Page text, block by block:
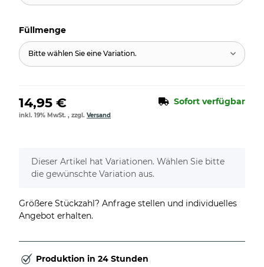
Füllmenge
Bitte wählen Sie eine Variation.
14,95 € Sofort verfügbar
inkl. 19% MwSt. , zzgl. Versand
x
Dieser Artikel hat Variationen. Wählen Sie bitte
die gewünschte Variation aus.
Größere Stückzahl? Anfrage stellen und individuelles
Angebot erhalten.
Produktion in 24 Stunden